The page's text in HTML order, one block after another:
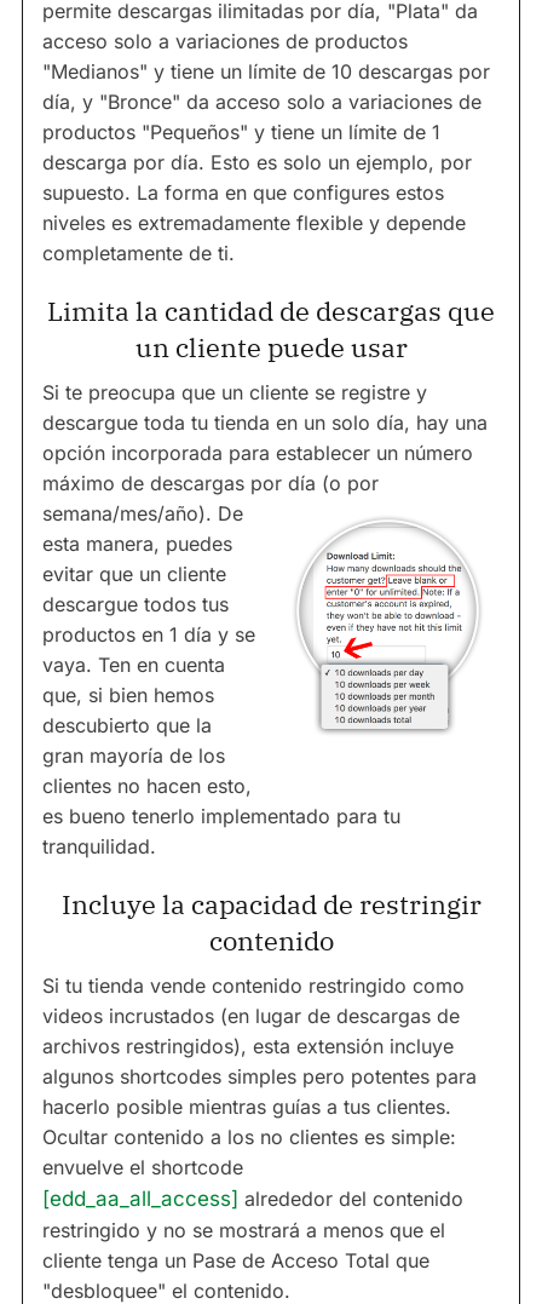
permite descargas ilimitadas por día, "Plata" da
acceso solo a variaciones de productos
"Medianos" y tiene un límite de 10 descargas por
día, y "Bronce" da acceso solo a variaciones de
productos "Pequeños" y tiene un límite de 1
descarga por día. Esto es solo un ejemplo, por
supuesto. La forma en que configures estos
niveles es extremadamente flexible y depende
completamente de ti.
Limita la cantidad de descargas que
un cliente puede usar
Si te preocupa que un cliente se registre y
descargue toda tu tienda en un solo día, hay una
opción incorporada para establecer un número
máximo de descargas por día (o por
semana/mes/año). De
esta manera, puedes
evitar que un cliente
descargue todos tus
productos en 1 día y se
vaya. Ten en cuenta
que, si bien hemos
descubierto que la
gran mayoría de los
clientes no hacen esto,
es bueno tenerlo implementado para tu
tranquilidad.
Incluye la capacidad de restringir
contenido
Si tu tienda vende contenido restringido como
videos incrustados (en lugar de descargas de
archivos restringidos), esta extensión incluye
algunos shortcodes simples pero potentes para
hacerlo posible mientras guías a tus clientes.
Ocultar contenido a los no clientes es simple:
envuelve el shortcode
[edd_aa_all_access] alrededor del contenido
restringido y no se mostrará a menos que el
cliente tenga un Pase de Acceso Total que
"desbloquee" el contenido.